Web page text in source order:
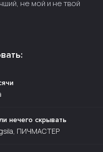
не мой и не твой
нечего скрывать
ПИЧМАСТЕР